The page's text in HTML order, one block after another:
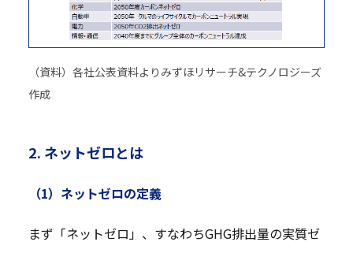
（資料）各社公表資料よりみずほリサーチ&テクノロジーズ
作成
2. ネットゼロとは
（1）ネットゼロの定義
まず「ネットゼロ」、すなわちGHG排出量の実質ゼ